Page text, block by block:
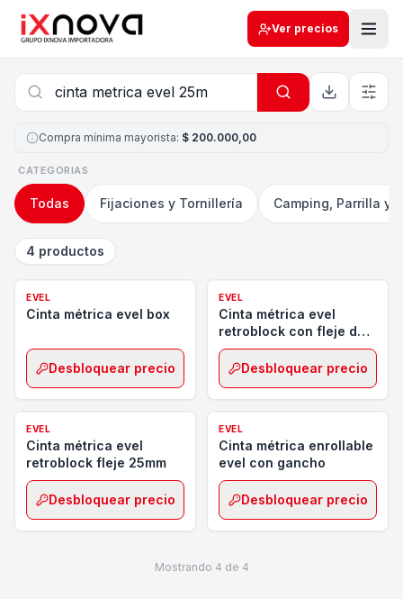
Ver precios
Compra mínima mayorista: $ 200.000,00
CATEGORIAS
Todas Fijaciones y Tornillería Camping, Parrilla y
4 productos
EVEL
Cinta métrica evel box
Desbloquear precio
EVEL
Cinta métrica evel
retroblock con fleje de
16mm
Desbloquear precio
EVEL
Cinta métrica evel
retroblock fleje 25mm
Desbloquear precio
EVEL
Cinta métrica enrollable
evel con gancho
Desbloquear precio
Mostrando 4 de 4